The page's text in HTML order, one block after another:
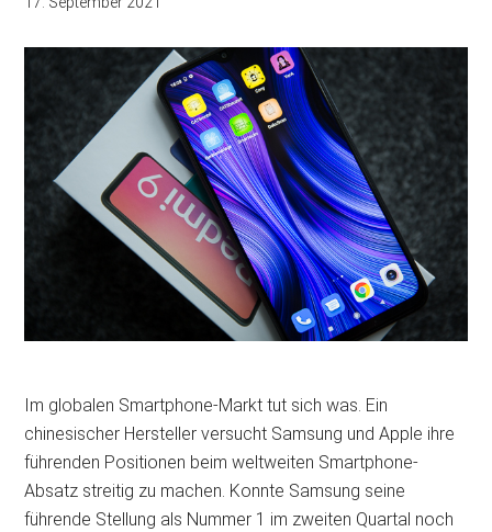
Im globalen Smartphone-Markt tut sich was. Ein
chinesischer Hersteller versucht Samsung und Apple ihre
führenden Positionen beim weltweiten Smartphone-
Absatz streitig zu machen. Konnte Samsung seine
führende Stellung als Nummer 1 im zweiten Quartal noch